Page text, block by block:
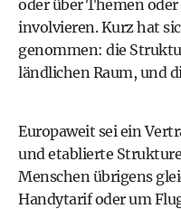
oder über Themen
involvieren. Kurz hat
genommen: die
ländlichen Raum, und
Europaweit sei ein
und etablierte
Menschen übrigens
Handytarif oder um